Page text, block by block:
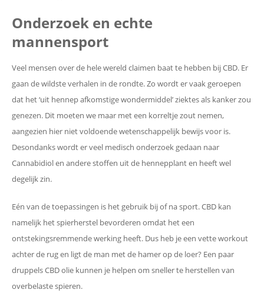
Onderzoek en echte
mannensport
Veel mensen over de hele wereld claimen baat te hebben bij CBD. Er
gaan de wildste verhalen in de rondte. Zo wordt er vaak geroepen
dat het ‘uit hennep afkomstige wondermiddel’ ziektes als kanker zou
genezen. Dit moeten we maar met een korreltje zout nemen,
aangezien hier niet voldoende wetenschappelijk bewijs voor is.
Desondanks wordt er veel medisch onderzoek gedaan naar
Cannabidiol en andere stoffen uit de hennepplant en heeft wel
degelijk zin.
Eén van de toepassingen is het gebruik bij of na sport. CBD kan
namelijk het spierherstel bevorderen omdat het een
ontstekingsremmende werking heeft. Dus heb je een vette workout
achter de rug en ligt de man met de hamer op de loer? Een paar
druppels CBD olie kunnen je helpen om sneller te herstellen van
overbelaste spieren.